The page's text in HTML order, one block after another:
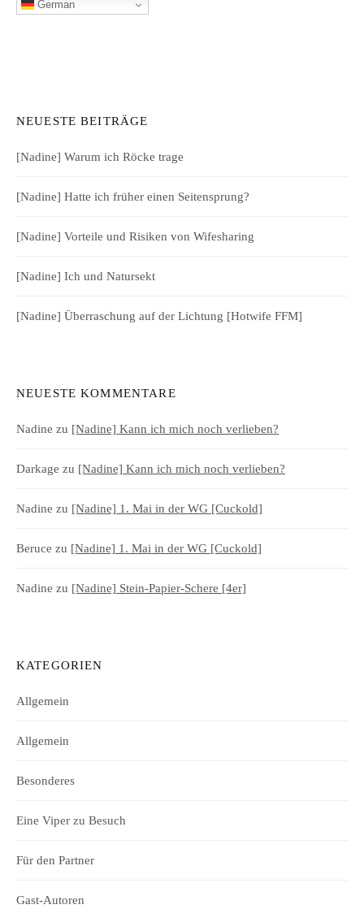
German
NEUESTE BEITRÄGE
[Nadine] Warum ich Röcke trage
[Nadine] Hatte ich früher einen Seitensprung?
[Nadine] Vorteile und Risiken von Wifesharing
[Nadine] Ich und Natursekt
[Nadine] Überraschung auf der Lichtung [Hotwife FFM]
NEUESTE KOMMENTARE
Nadine zu [Nadine] Kann ich mich noch verlieben?
Darkage zu [Nadine] Kann ich mich noch verlieben?
Nadine zu [Nadine] 1. Mai in der WG [Cuckold]
Beruce zu [Nadine] 1. Mai in der WG [Cuckold]
Nadine zu [Nadine] Stein-Papier-Schere [4er]
KATEGORIEN
Allgemein
Allgemein
Besonderes
Eine Viper zu Besuch
Für den Partner
Gast-Autoren